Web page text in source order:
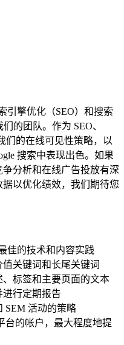
引擎优化（SEO）和搜索
的团队。作为 SEO、
们的在线可见性策略，以
搜索中表现出色。如果
分析和在线广告投放有深
以优化绩效，我们期待您
佳的技术和内容实践
关键词和长尾关键词
标签和主要页面的文本
进行定期报告
SEM 活动的策略
台的帐户，最大程度地提